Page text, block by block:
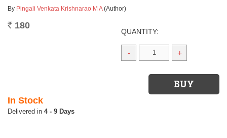
By Pingali Venkata Krishnarao M A (Author)
Rs. 180
QUANTITY:
- +
In Stock
4 - 9 Days